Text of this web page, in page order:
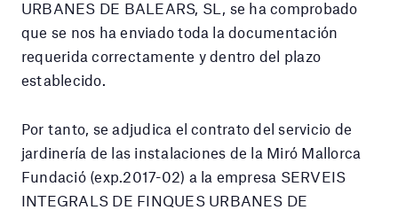
URBANES DE BALEARS, SL, se ha comprobado
que se nos ha enviado toda la documentación
requerida correctamente y dentro del plazo
establecido.
Por tanto, se adjudica el contrato del servicio de
jardinería de las instalaciones de la Miró Mallorca
Fundació (exp.2017-02) a la empresa SERVEIS
INTEGRALS DE FINQUES URBANES DE